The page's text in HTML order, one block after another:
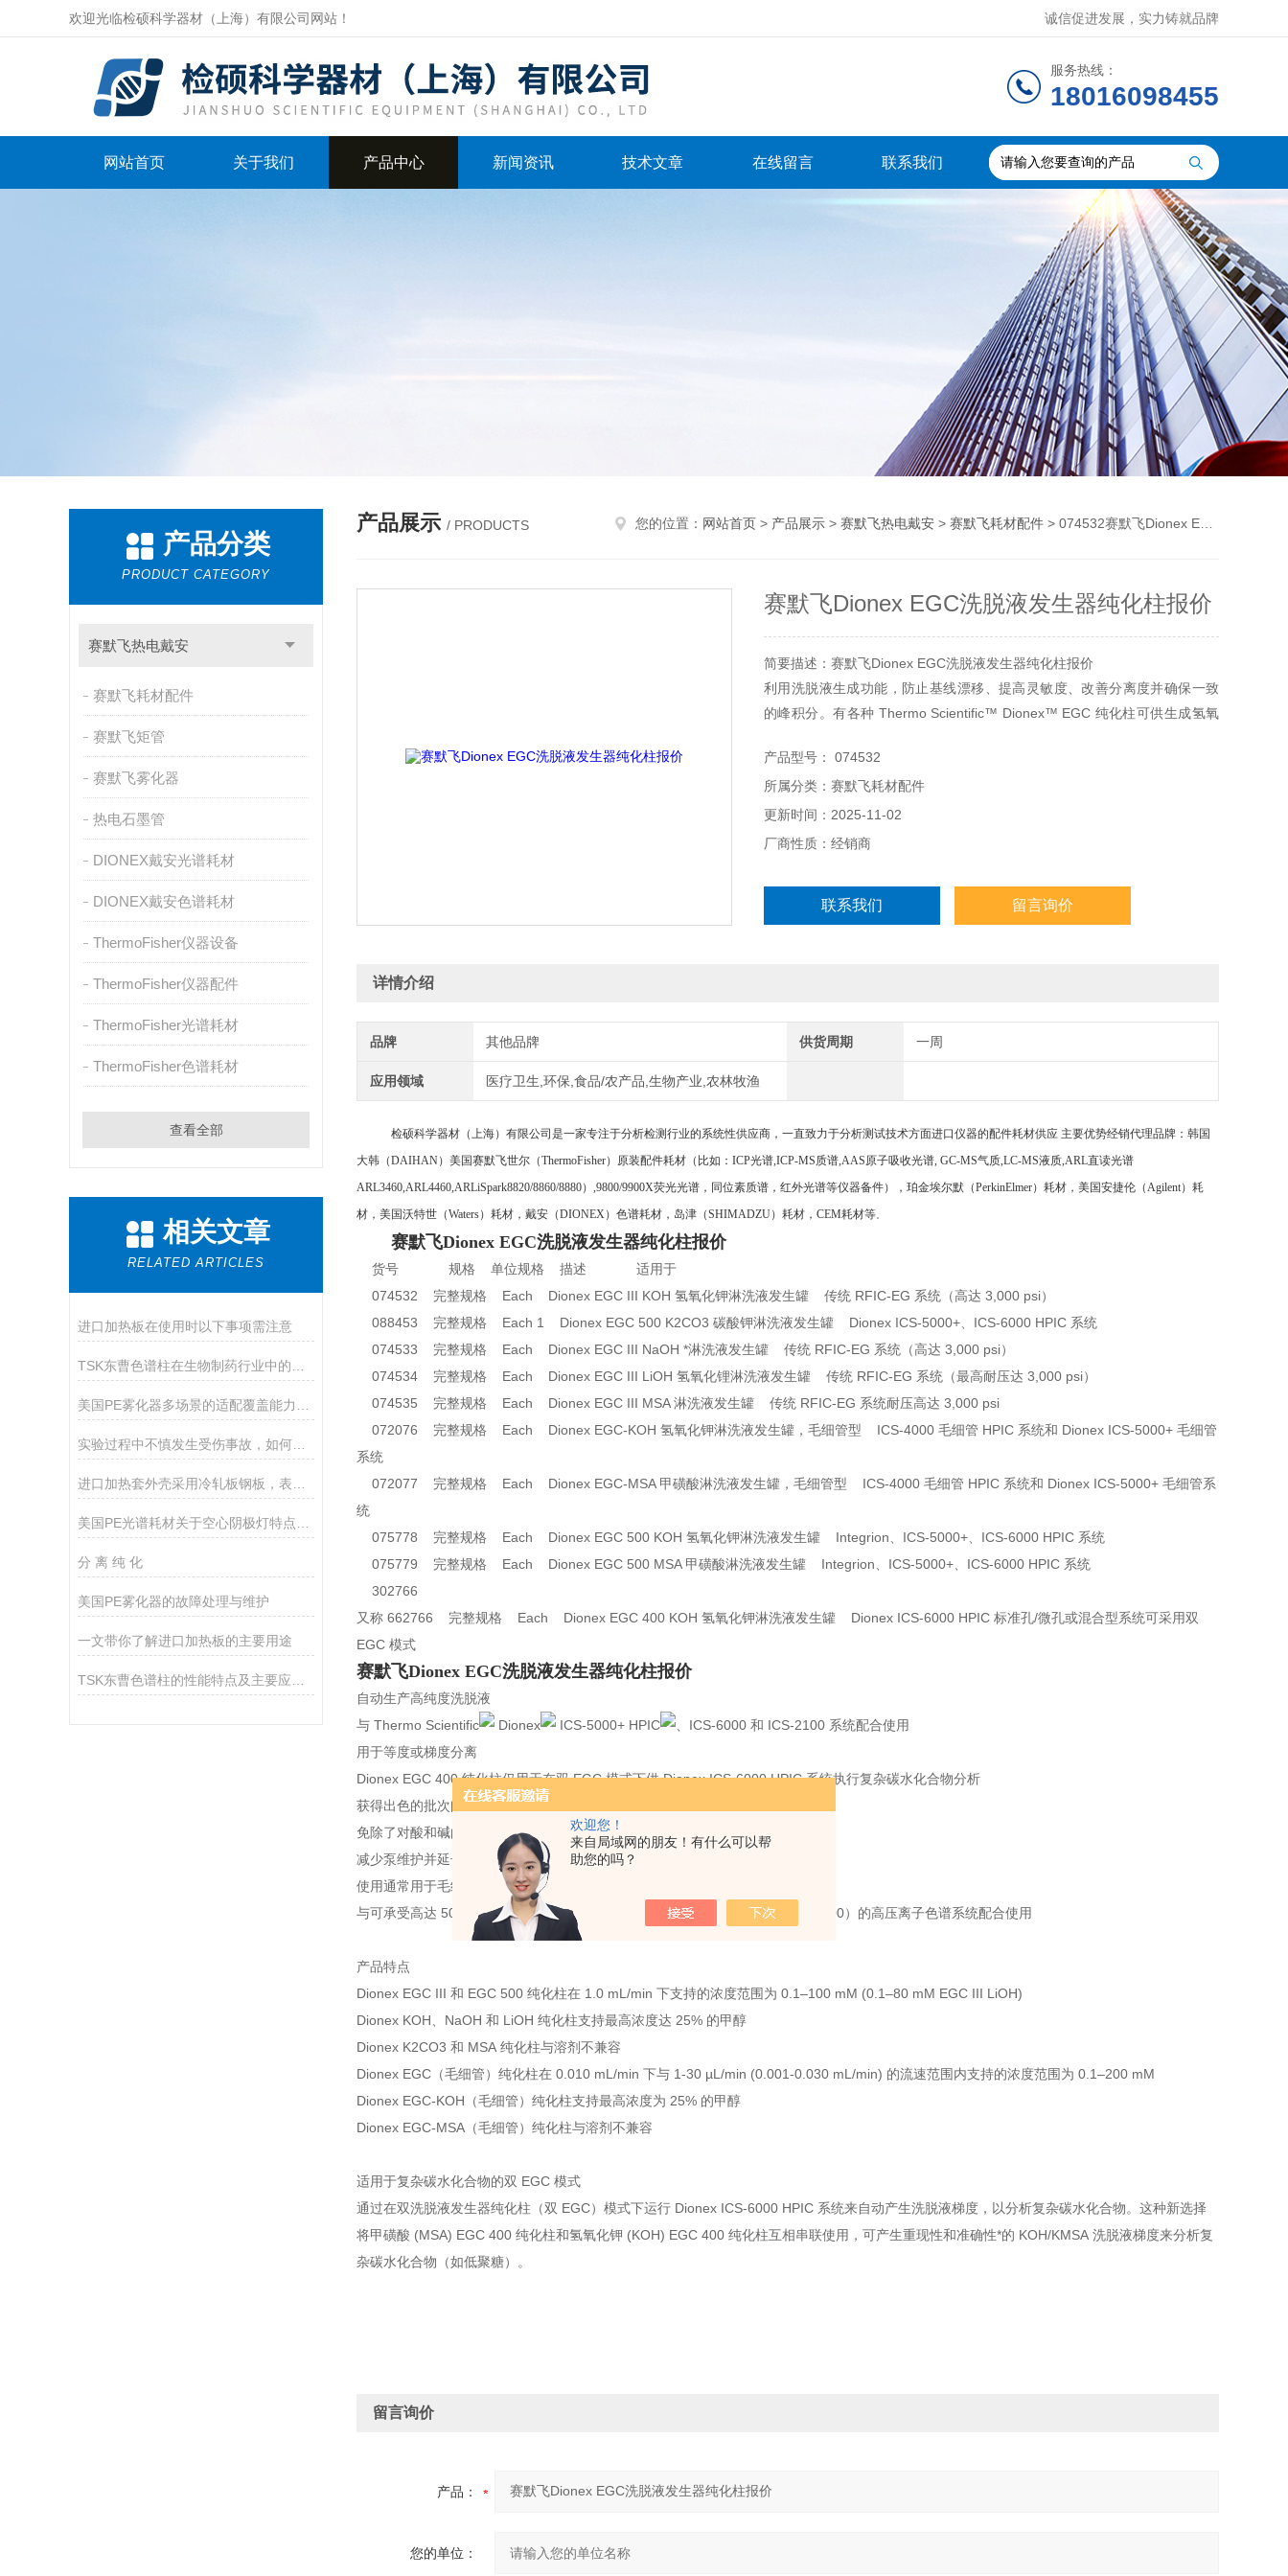
欢迎您！
来自局域网的朋友！有什么可以帮
助您的吗？
欢迎光临检硕科学器材（上海）有限公司网站！ 诚信促进发展，实力铸就品牌
服务热线：
18016098455
网站首页 关于我们 产品中心 新闻资讯 技术文章 在线留言 联系我们
产品分类
PRODUCT CATEGORY
赛默飞热电戴安
赛默飞耗材配件
赛默飞矩管
赛默飞雾化器
热电石墨管
DIONEX戴安光谱耗材
DIONEX戴安色谱耗材
ThermoFisher仪器设备
ThermoFisher仪器配件
ThermoFisher光谱耗材
ThermoFisher色谱耗材
查看全部
相关文章
RELATED ARTICLES
进口加热板在使用时以下事项需注意
实验过程中不慎发生受伤事故，如何急救
分 离 纯 化
美国PE雾化器的故障处理与维护
一文带你了解进口加热板的主要用途
产品展示 / PRODUCTS 您的位置： 网站首页 > 产品展示 > 赛默飞热电戴安 > 赛默飞耗材配件 > 074532赛默飞Dionex EGC洗脱液发生器纯化柱报价
赛默飞Dionex EGC洗脱液发生器纯化柱报价
简要描述：赛默飞Dionex EGC洗脱液发生器纯化柱报价
利用洗脱液生成功能，防止基线漂移、提高灵敏度、改善分离度并确保一致
的峰积分。有各种 Thermo Scientific™ Dionex™ EGC 纯化柱可供生成氢氧
液制备方法中对于酸和碱的处理需求，并且允许色谱分析工作人员运行全范
围的梯度和等度分离，且效率比手工制备洗脱液更高。
产品型号： 074532
所属分类：赛默飞耗材配件
更新时间：2025-11-02
厂商性质：经销商
联系我们 留言询价
详情介绍
品牌 其他品牌 供货周期 一周
应用领域 医疗卫生,环保,食品/农产品,生物产业,农林牧渔
检硕科学器材（上海）有限公司是一家专注于分析检测行业的系统性供应商，一直致力于分析测试技术方面进口仪器的配件耗材供应 主要优势经销代理品牌：韩国
大韩（DAIHAN）美国赛默飞世尔（ThermoFisher）原装配件耗材（比如：ICP光谱,ICP-MS质谱,AAS原子吸收光谱, GC-MS气质,LC-MS液质,ARL直读光谱
ARL3460,ARL4460,ARLiSpark8820/8860/8880）,9800/9900X荧光光谱，同位素质谱，红外光谱等仪器备件），珀金埃尔默（PerkinElmer）耗材，美国安捷伦（Agilent）耗
材，美国沃特世（Waters）耗材，戴安（DIONEX）色谱耗材，岛津（SHIMADZU）耗材，CEM耗材等。
赛默飞Dionex EGC洗脱液发生器纯化柱报价
货号 规格 单位规格 描述 适用于
074532 完整规格 Each Dionex EGC III KOH 氢氧化钾淋洗液发生罐 传统 RFIC-EG 系统（高达 3,000 psi）
088453 完整规格 Each 1 Dionex EGC 500 K2CO3 碳酸钾淋洗液发生罐 Dionex ICS-5000+、ICS-6000 HPIC 系统
074533 完整规格 Each Dionex EGC III NaOH *淋洗液发生罐 传统 RFIC-EG 系统（高达 3,000 psi）
074534 完整规格 Each Dionex EGC III LiOH 氢氧化锂淋洗液发生罐 传统 RFIC-EG 系统（最高耐压达 3,000 psi）
074535 完整规格 Each Dionex EGC III MSA 淋洗液发生罐 传统 RFIC-EG 系统耐压高达 3,000 psi
072076 完整规格 Each Dionex EGC-KOH 氢氧化钾淋洗液发生罐，毛细管型 ICS-4000 毛细管 HPIC 系统和 Dionex ICS-5000+ 毛细管
系统
072077 完整规格 Each Dionex EGC-MSA 甲磺酸淋洗液发生罐，毛细管型 ICS-4000 毛细管 HPIC 系统和 Dionex ICS-5000+ 毛细管系
统
075778 完整规格 Each Dionex EGC 500 KOH 氢氧化钾淋洗液发生罐 Integrion、ICS-5000+、ICS-6000 HPIC 系统
075779 完整规格 Each Dionex EGC 500 MSA 甲磺酸淋洗液发生罐 Integrion、ICS-5000+、ICS-6000 HPIC 系统
302766
又称 662766 完整规格 Each Dionex EGC 400 KOH 氢氧化钾淋洗液发生罐 Dionex ICS-6000 HPIC 标准孔/微孔或混合型系统可采用双
EGC 模式
赛默飞Dionex EGC洗脱液发生器纯化柱报价
自动生产高纯度洗脱液
与 Thermo Scientific
Dionex ICS-5000+ HPIC
、ICS-6000 和 ICS-2100 系统配合使用
用于等度或梯度分离
Dionex EGC 400 纯化柱仅用于在双 EGC 模式下供 Dionex ICS-6000 HPIC 系统执行复杂碳水化合物分析
获得出色的批次间可重现性
免除了对酸和碱的处理
减少泵维护并延长使用寿命；泵只会遇到去离子水
使用通常用于毛细管柱标准孔的各种流速
与可承受高达 5000 psi 压力（34.5 MPa，仅限 Dionex EGC 毛细管型和 EGC 500）的高压离子色谱系统配合使用
产品特点
Dionex EGC III 和 EGC 500 纯化柱在 1.0 mL/min 下支持的浓度范围为 0.1–100 mM (0.1–80 mM EGC III LiOH)
Dionex KOH、NaOH 和 LiOH 纯化柱支持最高浓度达 25% 的甲醇
Dionex K2CO3 和 MSA 纯化柱与溶剂不兼容
Dionex EGC（毛细管）纯化柱在 0.010 mL/min 下与 1-30 µL/min (0.001-0.030 mL/min) 的流速范围内支持的浓度范围为 0.1–200 mM
Dionex EGC-KOH（毛细管）纯化柱支持最高浓度为 25% 的甲醇
Dionex EGC-MSA（毛细管）纯化柱与溶剂不兼容
适用于复杂碳水化合物的双 EGC 模式
通过在双洗脱液发生器纯化柱（双 EGC）模式下运行 Dionex ICS-6000 HPIC 系统来自动产生洗脱液梯度，以分析复杂碳水化合物。这种新选择
将甲磺酸 (MSA) EGC 400 纯化柱和氢氧化钾 (KOH) EGC 400 纯化柱互相串联使用，可产生重现性和准确性*的 KOH/KMSA 洗脱液梯度来分析复
杂碳水化合物（如低聚糖）。
留言询价
产品：
您的单位：